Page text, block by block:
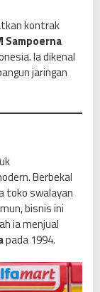
kontrak
Sampoerna
Ia dikenal
jaringan
Berbekal
toko swalayan
bisnis ini
ia menjual
pada 1994.